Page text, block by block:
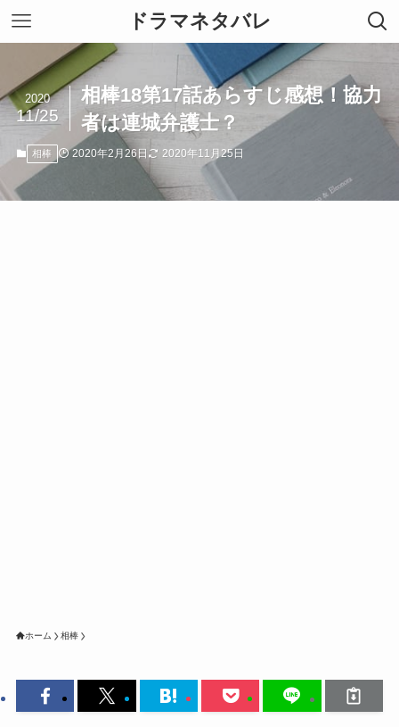
ドラマネタバレ
相棒18第17話あらすじ感想！協力
者は連城弁護士？
2020
11/25
相棒 2020年2月26日 2020年11月25日
ホーム 相棒